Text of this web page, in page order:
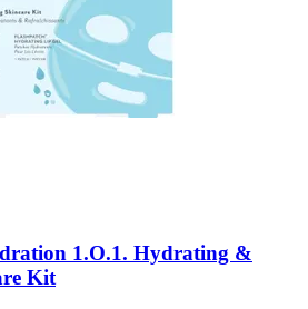
1.O.1. Hydrating &
Kit